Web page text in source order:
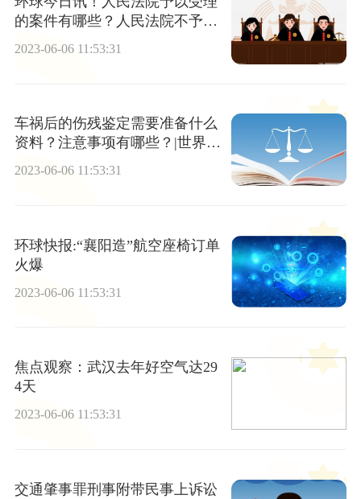
的案件有哪些？人民法院不予受
理的案件
2023-06-06 11:53:31
车祸后的伤残鉴定需要准备什么
资料？注意事项有哪些？|世界观
焦点
2023-06-06 11:53:31
环球快报:“襄阳造”航空座椅订单
火爆
2023-06-06 11:53:31
焦点观察：武汉去年好空气达29
4天
2023-06-06 11:53:31
交通肇事罪刑事附带民事上诉讼